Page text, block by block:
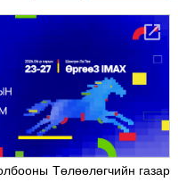
Төлөөлөгчийн газар